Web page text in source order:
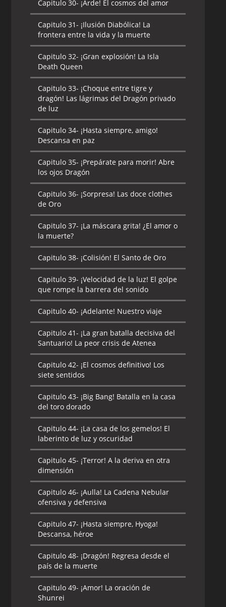
Capitulo 30- ¡Arde! El cosmos del amor
Capitulo 31- ¡Ilusión Diabólica! La
frontera entre la vida y la muerte
Capitulo 32- ¡Gran explosión! La Isla
Death Queen
Capitulo 33- ¡Choque entre tigre y
dragón! Las lágrimas del Dragón privado
de luz
Capitulo 34- ¡Hasta siempre, amigo!
Descansa en paz
Capitulo 35- ¡Prepárate para morir! Abre
los ojos Dragón
Capitulo 36- ¡Sorpresa! Las doce clothes
de Oro
Capitulo 37- ¡La máscara grita! ¿El amor o
la muerte?
Capitulo 38- ¡Colisión! El Santo de Oro
Capitulo 39- ¡Velocidad de la luz! El golpe
que rompe la barrera del sonido
Capitulo 40- ¡Adelante! Nuestro viaje
Capitulo 41- ¡La gran batalla decisiva del
Santuario! La peor crisis de Atenea
Capitulo 42- ¡El cosmos definitivo! Los
siete sentidos
Capitulo 43- ¡Big Bang! Batalla en la casa
del toro dorado
Capitulo 44- ¡La casa de los gemelos! El
laberinto de luz y oscuridad
Capitulo 45- ¡Terror! A la deriva en otra
dimensión
Capitulo 46- ¡Aulla! La Cadena Nebular
ofensiva y defensiva
Capitulo 47- ¡Hasta siempre, Hyoga!
Descansa, héroe
Capitulo 48- ¡Dragón! Regresa desde el
país de la muerte
Capitulo 49- ¡Amor! La oración de
Shunrei